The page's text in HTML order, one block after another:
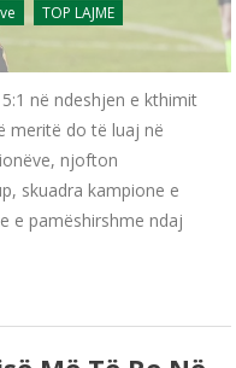
TOP LAJME
në ndeshjen e kthimit
meritë do të luaj në
njofton
skuadra kampione e
e pamëshirshme ndaj